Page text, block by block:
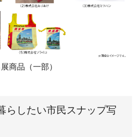
商品（一部）
らしたい市民スナップ写